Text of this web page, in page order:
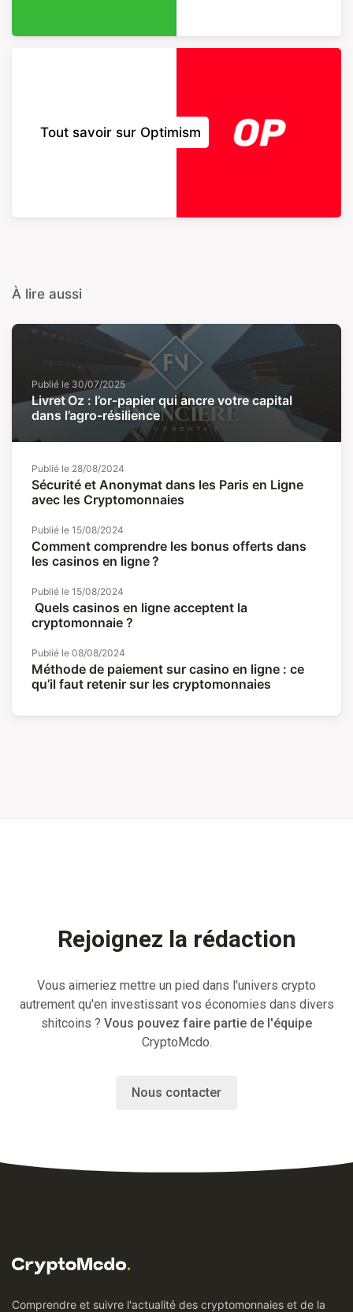
Tout savoir sur Optimism
À lire aussi
Publié le 30/07/2025
Livret Oz : l’or‑papier qui ancre votre capital
dans l’agro‑résilience
Publié le 28/08/2024
Sécurité et Anonymat dans les Paris en Ligne
avec les Cryptomonnaies
Publié le 15/08/2024
Comment comprendre les bonus offerts dans
les casinos en ligne ?
Publié le 15/08/2024
Quels casinos en ligne acceptent la
cryptomonnaie ?
Publié le 08/08/2024
Méthode de paiement sur casino en ligne : ce
qu’il faut retenir sur les cryptomonnaies
Rejoignez la rédaction
Vous aimeriez mettre un pied dans l'univers crypto
autrement qu'en investissant vos économies dans divers
shitcoins ? Vous pouvez faire partie de l'équipe
CryptoMcdo.
Nous contacter
Comprendre et suivre l'actualité des cryptomonnaies et de la